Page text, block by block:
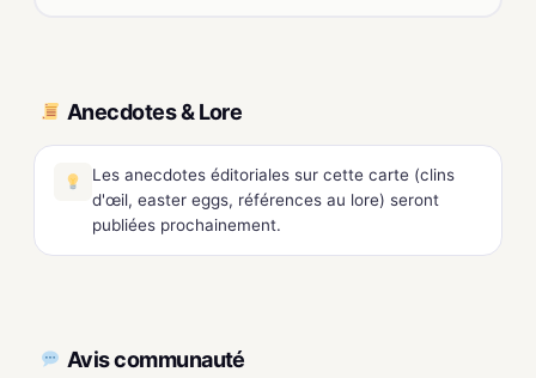
Anecdotes & Lore
Les anecdotes éditoriales sur cette carte (clins
d'œil, easter eggs, références au lore) seront
publiées prochainement.
Avis communauté